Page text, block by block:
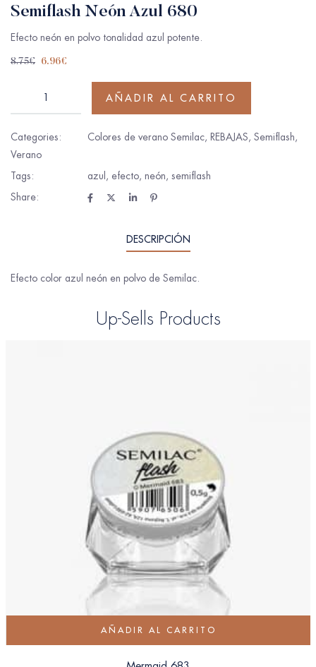
Semiflash Neón Azul 680
Efecto neón en polvo tonalidad azul potente.
8.75€ 6.96€
AÑADIR AL CARRITO
Categories: Colores de verano Semilac, REBAJAS, Semiflash,
Verano
Tags:
azul , efecto, neón, semiflash
Share:
DESCRIPCIÓN
Efecto color azul neón en polvo de Semilac.
Up-Sells Products
AÑADIR AL CARRITO